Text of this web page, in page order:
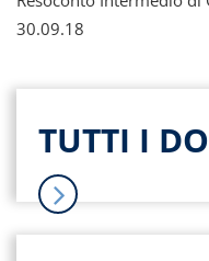
30.09.18
TUTTI I